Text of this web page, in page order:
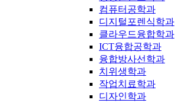
컴퓨터공학과
디지털포렌식학과
클라우드융합학과
ICT융합공학과
융합방사선학과
치위생학과
작업치료학과
디자인학과